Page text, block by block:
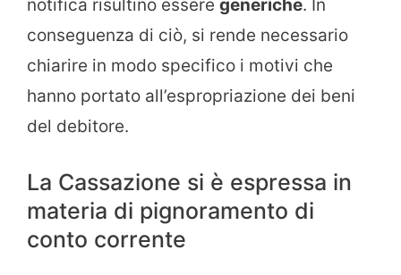
notifica risultino essere generiche. In
conseguenza di ciò, si rende necessario
chiarire in modo specifico i motivi che
hanno portato all’espropriazione dei beni
del debitore.
La Cassazione si è espressa in
materia di pignoramento di
conto corrente